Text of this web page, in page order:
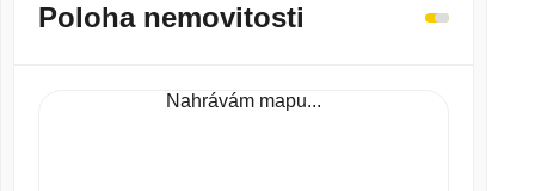
Poloha nemovitosti
Nahrávám mapu...